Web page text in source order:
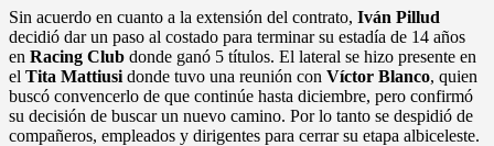
Sin acuerdo en cuanto a la extensión del contrato, Iván Pillud
decidió dar un paso al costado para terminar su estadía de 14 años
en Racing Club donde ganó 5 títulos. El lateral se hizo presente en
el Tita Mattiusi donde tuvo una reunión con Víctor Blanco, quien
buscó convencerlo de que continúe hasta diciembre, pero confirmó
su decisión de buscar un nuevo camino. Por lo tanto se despidió de
compañeros, empleados y dirigentes para cerrar su etapa albiceleste.